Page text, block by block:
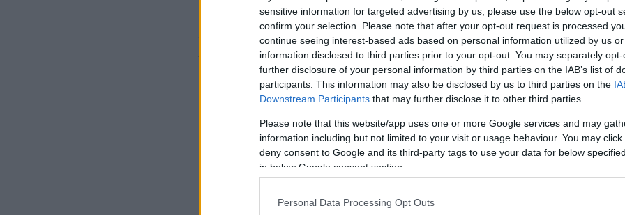
sensitive information for targeted advertising by us, please use the below opt-out
confirm your selection. Please note that after your opt-out request is processed
continue seeing interest-based ads based on personal information utilized by us
information disclosed to third parties prior to your opt-out. You may separately
further disclosure of your personal information by third parties on the IAB’s list of
participants. This information may also be disclosed by us to third parties on the
Downstream Participants that may further disclose it to other third parties.
Please note that this website/app uses one or more Google services and may
information including but not limited to your visit or usage behaviour. You may
deny consent to Google and its third-party tags to use your data for below
in below Google consent section.
Personal Data Processing Opt Outs
Αν και αρχικά έχασε 22 κιλά για τον γάμο της που έγινε τον Νοέμβριο
2020, μετά έχασε άλλα 32 παρακολουθώντας απλά τις θερμίδες που
κατανάλωνε και κάνοντας προπόνηση με βάρη.
ΔΙΑΦΗΜΙΣΗ